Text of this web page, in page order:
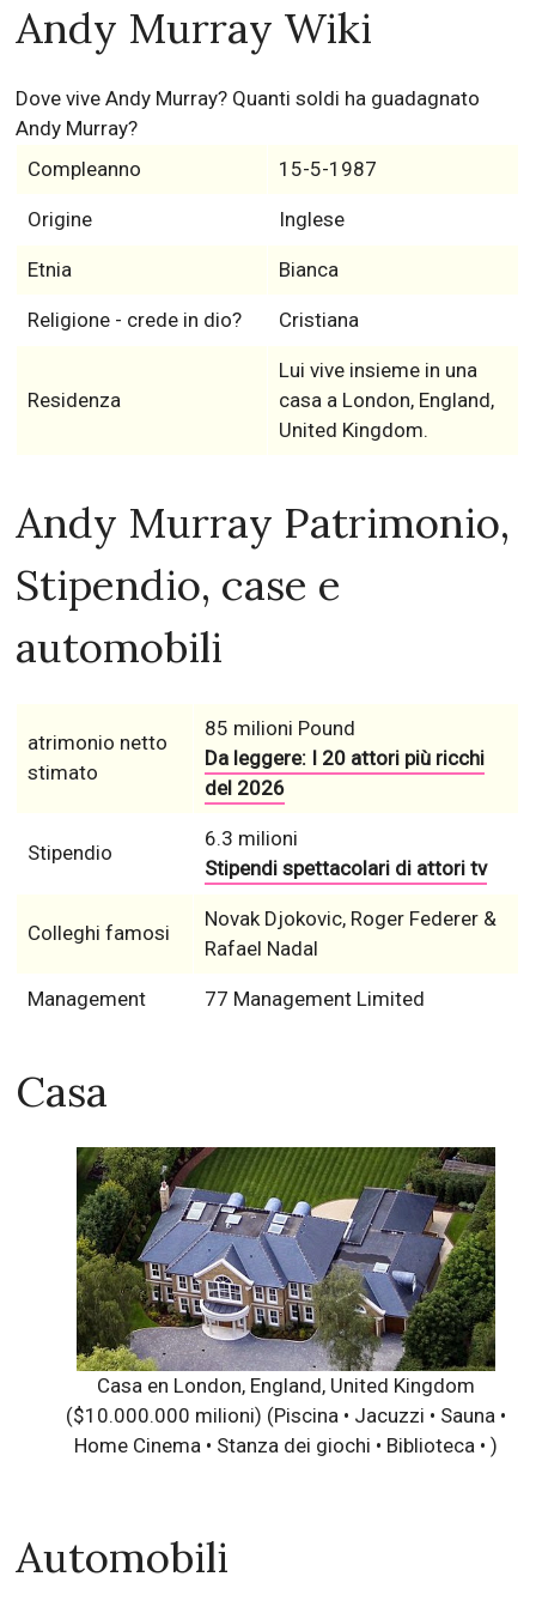
Andy Murray Wiki
Dove vive Andy Murray? Quanti soldi ha guadagnato
Andy Murray?
Compleanno
15-5-1987
Origine Inglese
Etnia Bianca
Religione - crede in dio? Cristiana
Residenza
Lui vive insieme in una
casa a London, England,
United Kingdom.
Andy Murray Patrimonio,
Stipendio, case e
automobili
atrimonio netto
stimato
85 milioni Pound
Da leggere: I 20 attori più ricchi
del 2026
Stipendio
6.3 milioni
Stipendi spettacolari di attori tv
Colleghi famosi
Novak Djokovic, Roger Federer &
Rafael Nadal
Management 77 Management Limited
Casa
Casa en London, England, United Kingdom
($10.000.000 milioni) (Piscina • Jacuzzi • Sauna •
Home Cinema • Stanza dei giochi • Biblioteca • )
Automobili